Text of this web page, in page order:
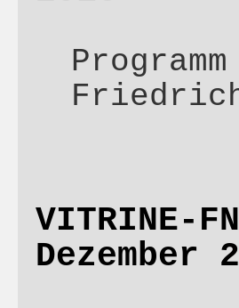
VITRINE-
Dezember